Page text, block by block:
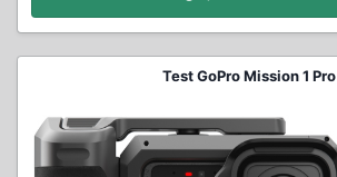
Test GoPro Mission 1 Pro